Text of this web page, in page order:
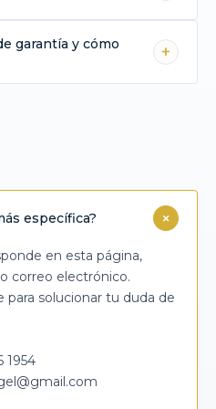
a la brevedad.
Adjunta fotos o
tu caso y darte
garantía y cómo
+
de garantía de
tu producto, puedes
de los costos
específica? +
en esta página,
correo electrónico.
para solucionar tu duda de
1954